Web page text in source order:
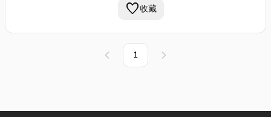
favorite收藏
上一頁 1 下一頁